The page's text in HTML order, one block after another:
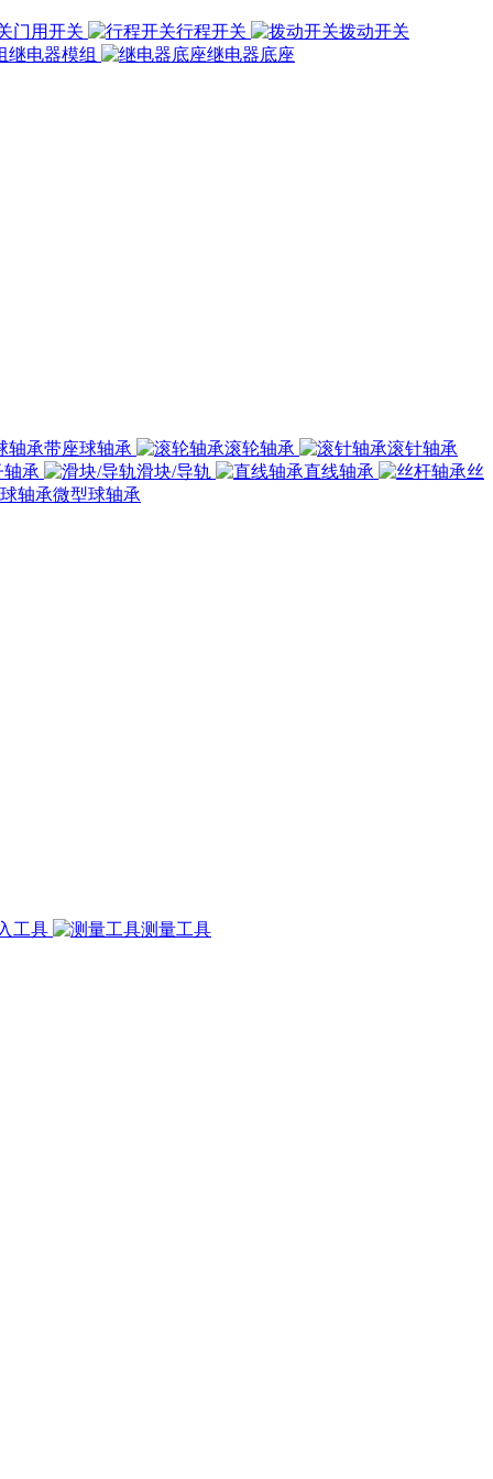
门用开关 行程开关
拨动开关
继电器模组 继电器底座
带座球轴承 滚轮轴承
滚针轴承
轴承 滑块/导轨 直线轴承
丝
微型球轴承
工具 测量工具